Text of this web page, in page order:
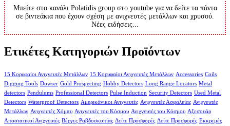
Μπείτε στο κανάλι Polatidis group στο youtube για να δείτε τα πάντα
σε βιντεάκια που έχουν σχέση με ανιχνευτές μετάλλων και χρυσού.
Νέες ειδήσεις...
Ετικέτες Κατηγοριών Προϊόντων
15 Κορυφαίοι Ανιχνευτές Μετάλλων 15 Κορυφαίοι Ανιχνευτές Μετάλλων Accessories Coils
Digging Tools Dowser Gold Prospecting Hobby Detectors Long Range Locators Metal
detectors Pendulums Professional Detectors Pulse Induction Security Detectors Used Metal
Detectors Waterproof Detectors Αμερικάνικοι Ανιχνευτές Ανιχνευτές Ασφαλείας Ανιχνευτές
Μετάλλων Ανιχνευτές Χόμπυ Ανιχνευτές του Κόσμου Ανιχνευτές του Κόσμου Αξεσουάρ
Αποστατικοί Ανιχνευτές Βέργες Ραβδοσκοπίας Δείτε Προσφορές Δείτε Προσφορές Εκκρεμές